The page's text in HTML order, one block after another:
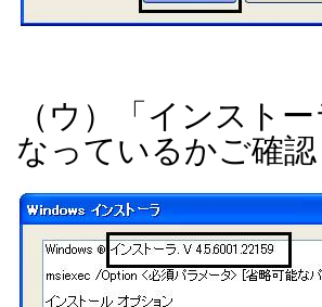
（ウ）「インストー
なっているかご確認